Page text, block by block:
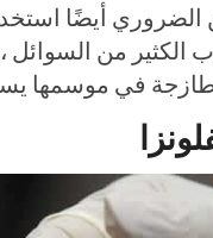
أيضًا
من السوائل
في